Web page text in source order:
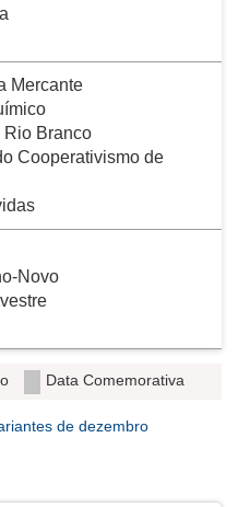
Mercante
Branco
Cooperativismo de
Novo
Data Comemorativa
de dezembro